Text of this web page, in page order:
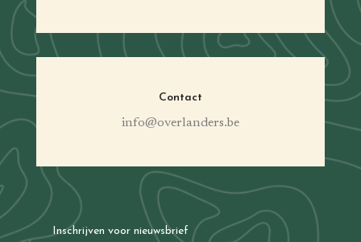
Contact
info@overlanders.be
Inschrijven voor nieuwsbrief